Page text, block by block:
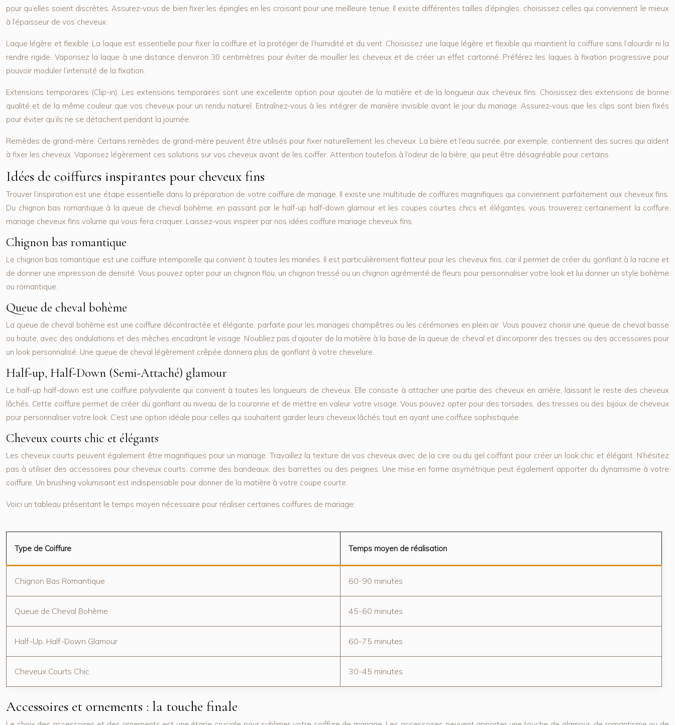
pour qu’elles soient discrètes. Assurez-vous de bien fixer les épingles en les croisant pour une meilleure tenue. Il existe différentes tailles d’épingles, choisissez celles qui conviennent le mieux
à l’épaisseur de vos cheveux.
Laque légère et flexible: La laque est essentielle pour fixer la coiffure et la protéger de l’humidité et du vent. Choisissez une laque légère et flexible qui maintient la coiffure sans l’alourdir ni la
rendre rigide. Vaporisez la laque à une distance d’environ 30 centimètres pour éviter de mouiller les cheveux et de créer un effet cartonné. Préférez les laques à fixation progressive pour
pouvoir moduler l’intensité de la fixation.
Extensions temporaires (Clip-in): Les extensions temporaires sont une excellente option pour ajouter de la matière et de la longueur aux cheveux fins. Choisissez des extensions de bonne
qualité et de la même couleur que vos cheveux pour un rendu naturel. Entraînez-vous à les intégrer de manière invisible avant le jour du mariage. Assurez-vous que les clips sont bien fixés
pour éviter qu’ils ne se détachent pendant la journée.
Remèdes de grand-mère: Certains remèdes de grand-mère peuvent être utilisés pour fixer naturellement les cheveux. La bière et l’eau sucrée, par exemple, contiennent des sucres qui aident
à fixer les cheveux. Vaporisez légèrement ces solutions sur vos cheveux avant de les coiffer. Attention toutefois à l’odeur de la bière, qui peut être désagréable pour certains.
Idées de coiffures inspirantes pour cheveux fins
Trouver l’inspiration est une étape essentielle dans la préparation de votre coiffure de mariage. Il existe une multitude de coiffures magnifiques qui conviennent parfaitement aux cheveux fins.
Du chignon bas romantique à la queue de cheval bohème, en passant par le half-up half-down glamour et les coupes courtes chics et élégantes, vous trouverez certainement la coiffure
mariage cheveux fins volume qui vous fera craquer. Laissez-vous inspirer par nos idées coiffure mariage cheveux fins.
Chignon bas romantique
Le chignon bas romantique est une coiffure intemporelle qui convient à toutes les mariées. Il est particulièrement flatteur pour les cheveux fins, car il permet de créer du gonflant à la racine et
de donner une impression de densité. Vous pouvez opter pour un chignon flou, un chignon tressé ou un chignon agrémenté de fleurs pour personnaliser votre look et lui donner un style bohème
ou romantique.
Queue de cheval bohème
La queue de cheval bohème est une coiffure décontractée et élégante, parfaite pour les mariages champêtres ou les cérémonies en plein air. Vous pouvez choisir une queue de cheval basse
ou haute, avec des ondulations et des mèches encadrant le visage. N’oubliez pas d’ajouter de la matière à la base de la queue de cheval et d’incorporer des tresses ou des accessoires pour
un look personnalisé. Une queue de cheval légèrement crêpée donnera plus de gonflant à votre chevelure.
Half-up, Half-Down (Semi-Attaché) glamour
Le half-up half-down est une coiffure polyvalente qui convient à toutes les longueurs de cheveux. Elle consiste à attacher une partie des cheveux en arrière, laissant le reste des cheveux
lâchés. Cette coiffure permet de créer du gonflant au niveau de la couronne et de mettre en valeur votre visage. Vous pouvez opter pour des torsades, des tresses ou des bijoux de cheveux
pour personnaliser votre look. C’est une option idéale pour celles qui souhaitent garder leurs cheveux lâchés tout en ayant une coiffure sophistiquée.
Cheveux courts chic et élégants
Les cheveux courts peuvent également être magnifiques pour un mariage. Travaillez la texture de vos cheveux avec de la cire ou du gel coiffant pour créer un look chic et élégant. N’hésitez
pas à utiliser des accessoires pour cheveux courts, comme des bandeaux, des barrettes ou des peignes. Une mise en forme asymétrique peut également apporter du dynamisme à votre
coiffure. Un brushing volumisant est indispensable pour donner de la matière à votre coupe courte.
Voici un tableau présentant le temps moyen nécessaire pour réaliser certaines coiffures de mariage:
Type de Coiffure Temps moyen de réalisation
Chignon Bas Romantique 60-90 minutes
Queue de Cheval Bohème 45-60 minutes
Half-Up, Half-Down Glamour 60-75 minutes
Cheveux Courts Chic 30-45 minutes
Accessoires et ornements : la touche finale